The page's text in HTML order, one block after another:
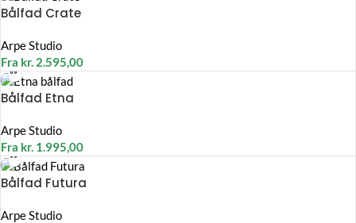
Bålfad Crate
Arpe Studio
Fra kr. 2.595,00
Bålfad Etna
Arpe Studio
Fra kr. 1.995,00
Bålfad Futura
Arpe Studio